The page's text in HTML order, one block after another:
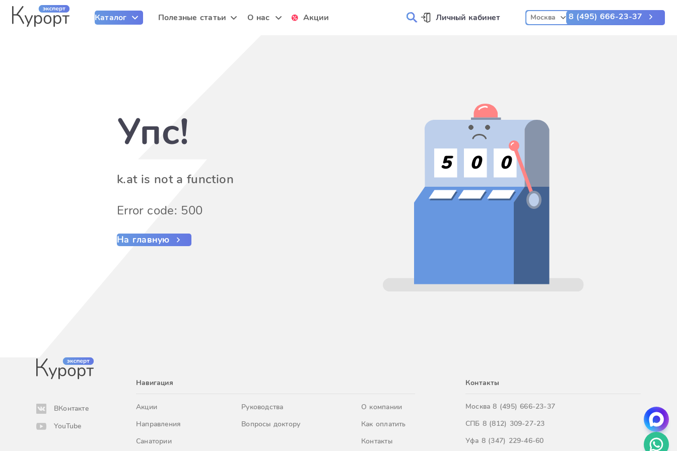
Каталог Полезные статьи О нас Акции Личный кабинет Москва 8 (495) 666-23-37
Упс!
k.at is not a function
Error code: 500
На главную
5 0 0
ВКонтакте
YouTube
Навигация
Акции
Направления
Санатории
Руководства
Вопросы доктору
О компании
Как оплатить
Контакты
Контакты
Москва8 (495) 666-23-37
СПБ 8 (812) 309-27-23
Уфа 8 (347) 229-46-60